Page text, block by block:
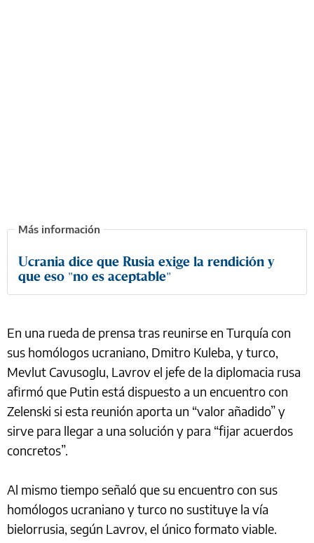
Ucrania dice que Rusia exige la rendición y
que eso "no es aceptable"
En una rueda de prensa tras reunirse en Turquía con
sus homólogos ucraniano, Dmitro Kuleba, y turco,
Mevlut Cavusoglu, Lavrov el jefe de la diplomacia rusa
afirmó que Putin está dispuesto a un encuentro con
Zelenski si esta reunión aporta un “valor añadido” y
sirve para llegar a una solución y para “fijar acuerdos
concretos”.
Al mismo tiempo señaló que su encuentro con sus
homólogos ucraniano y turco no sustituye la vía
bielorrusia, según Lavrov, el único formato viable.